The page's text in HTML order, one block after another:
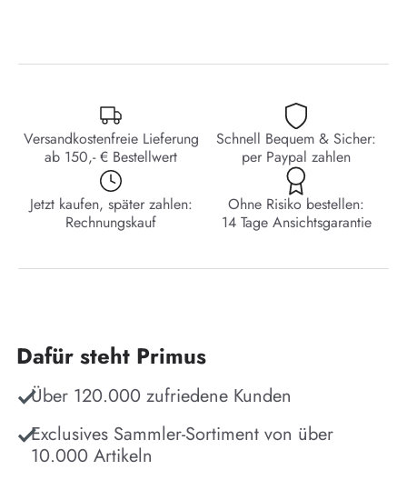
Versandkostenfreie Lieferung
ab 150,- € Bestellwert
Schnell Bequem & Sicher:
per Paypal zahlen
Jetzt kaufen, später zahlen:
Rechnungskauf
Ohne Risiko bestellen:
14 Tage Ansichtsgarantie
Dafür steht Primus
Über 120.000 zufriedene Kunden
Exclusives Sammler-Sortiment von über
10.000 Artikeln